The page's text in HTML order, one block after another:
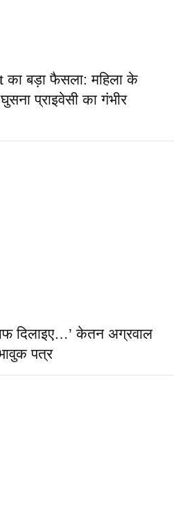
बड़ा फैसला: महिला के
प्राइवेसी का गंभीर
दिलाइए…’ केतन अग्रवाल
पत्र